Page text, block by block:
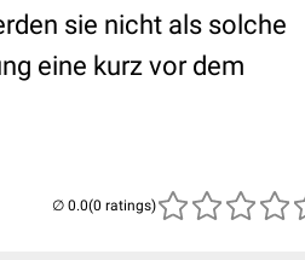
sie nicht als solche
eine kurz vor dem
(0 ratings)